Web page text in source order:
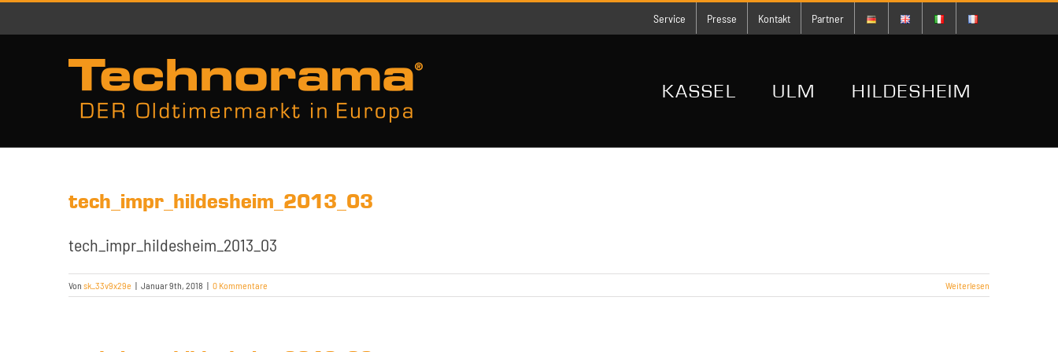
Inhalt
Service Presse Kontakt Partner
KASSEL ULM HILDESHEIM
tech_impr_hildesheim_2013_03
tech_impr_hildesheim_2013_03
Von sk_33v9x29e | Januar 9th, 2018 | 0 Kommentare Weiterlesen